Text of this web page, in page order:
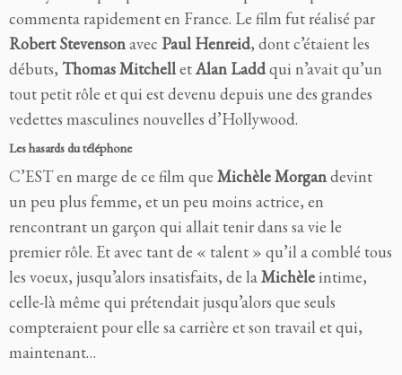
commenta rapidement en France. Le film fut réalisé par
Robert Stevensonavec Paul Henreid, dont c’étaient les
débuts, Thomas MitchelletAlan Laddqui n’avait qu’un
tout petit rôle et qui est devenu depuis une des grandes
vedettes masculines nouvelles d’Hollywood.
Les hasards du téléphone
C’EST en marge de ce film que Michèle Morgandevint
un peu plus femme, et un peu moins actrice, en
rencontrant un garçon qui allait tenir dans sa vie le
premier rôle. Et avec tant de « talent » qu’il a comblé tous
les voeux, jusqu’alors insatisfaits, de laMichèleintime,
celle-là même qui prétendait jusqu’alors que seuls
compteraient pour elle sa carrière et son travail et qui,
maintenant…